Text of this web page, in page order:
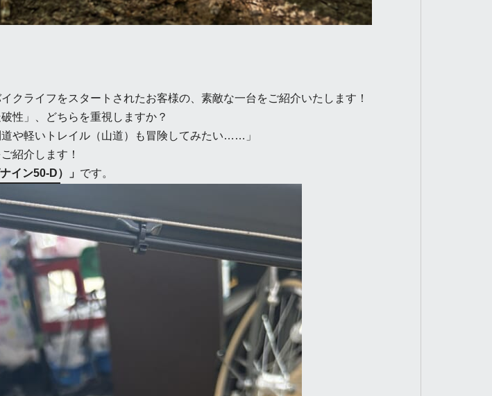
クライフをスタートされたお客様の、素敵な一台をご紹介いたします！
性」、どちらを重視しますか？
や軽いトレイル（山道）も冒険してみたい……」
紹介します！
イン50-D）」 です。